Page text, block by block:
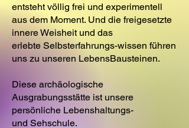
entsteht völlig frei und experimentell
aus dem Moment. Und die freigesetzte
innere Weisheit und das
erlebte Selbsterfahrungs-wissen führen
uns zu unseren LebensBausteinen.
Diese archäologische
Ausgrabungsstätte ist unsere
persönliche Lebenshaltungs-
und Sehschule.